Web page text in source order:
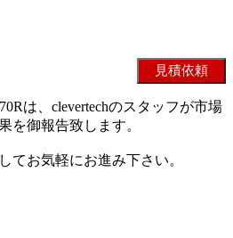
は、clevertechのスタッフが市場
を御報告致します。
てお気軽にお進み下さい。